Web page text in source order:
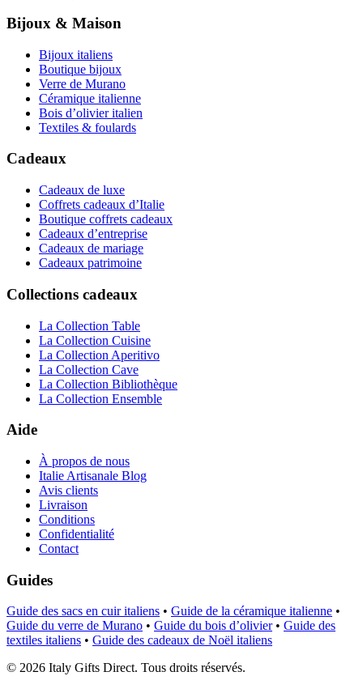
Bijoux & Maison
Bijoux italiens
Boutique bijoux
Verre de Murano
Céramique italienne
Bois d’olivier italien
Textiles & foulards
Cadeaux
Cadeaux de luxe
Coffrets cadeaux d’Italie
Boutique coffrets cadeaux
Cadeaux d’entreprise
Cadeaux de mariage
Cadeaux patrimoine
Collections cadeaux
La Collection Table
La Collection Cuisine
La Collection Aperitivo
La Collection Cave
La Collection Bibliothèque
La Collection Ensemble
Aide
À propos de nous
Italie Artisanale Blog
Avis clients
Livraison
Conditions
Confidentialité
Contact
Guides
Guide des sacs en cuir italiens • Guide de la céramique italienne •
Guide du verre de Murano • Guide du bois d’olivier • Guide des
textiles italiens • Guide des cadeaux de Noël italiens
© 2026 Italy Gifts Direct. Tous droits réservés.